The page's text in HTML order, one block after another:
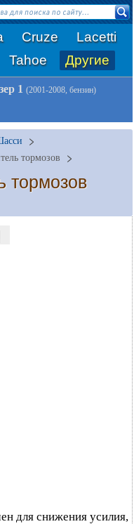
Cruze
Lacetti
Tahoe Другие
1 (2001-2008, бензин)
тормозов
тормозов
для снижения усилия,